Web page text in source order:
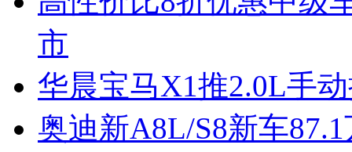
市
华晨宝马X1推2.0L手
奥迪新A8L/S8新车